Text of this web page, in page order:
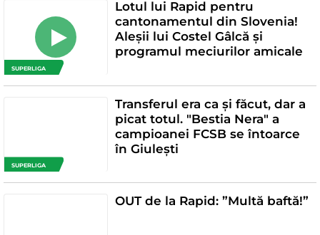
SUPERLIGA
Lotul lui Rapid pentru
cantonamentul din Slovenia!
Aleșii lui Costel Gâlcă și
programul meciurilor amicale
SUPERLIGA
Transferul era ca și făcut, dar a
picat totul. "Bestia Nera" a
campioanei FCSB se întoarce
în Giulești
OUT de la Rapid: ”Multă baftă!”